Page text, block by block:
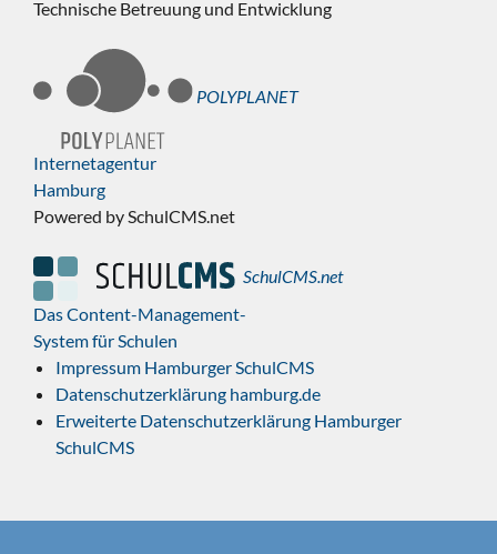
Technische Betreuung und Entwicklung
POLYPLANET
Internetagentur
Hamburg
Powered by SchulCMS.net
SchulCMS.net
Das Content-Management-
System für Schulen
Impressum Hamburger SchulCMS
Datenschutzerklärung hamburg.de
Erweiterte Datenschutzerklärung Hamburger
SchulCMS